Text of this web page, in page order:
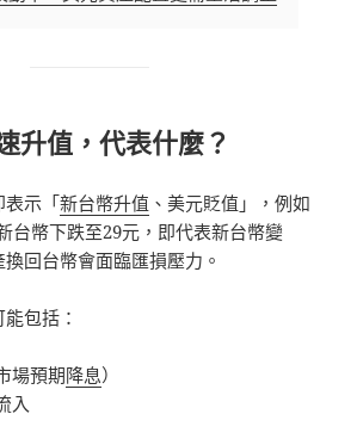
升值，代表什麼？
表示「新台幣升值 、美元貶值」，例如
台幣下跌至29元，即代表新台幣變
回台幣會面臨匯損壓力。
包括：
場預期降息）
入